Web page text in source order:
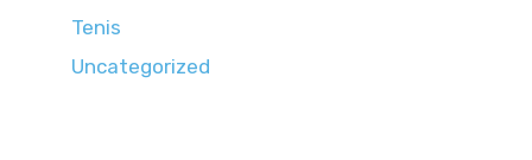
Tenis
Uncategorized